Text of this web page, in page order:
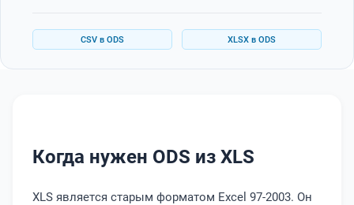
CSV в ODS XLSX в ODS
Когда нужен ODS из XLS
XLS является старым форматом Excel 97-2003. Он